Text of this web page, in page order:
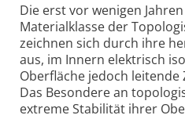
Die erst vor wenigen
Materialklasse der
zeichnen sich durch ihre
aus, im Innern elektrisch
Oberfläche jedoch leitende
Das Besondere an
extreme Stabilität ihrer